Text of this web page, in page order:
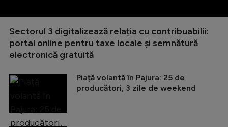
Sectorul 3 digitalizează relația cu contribuabilii:
portal online pentru taxe locale și semnătură
electronică gratuită
Piață volantă în Pajura: 25 de
producători, 3 zile de weekend